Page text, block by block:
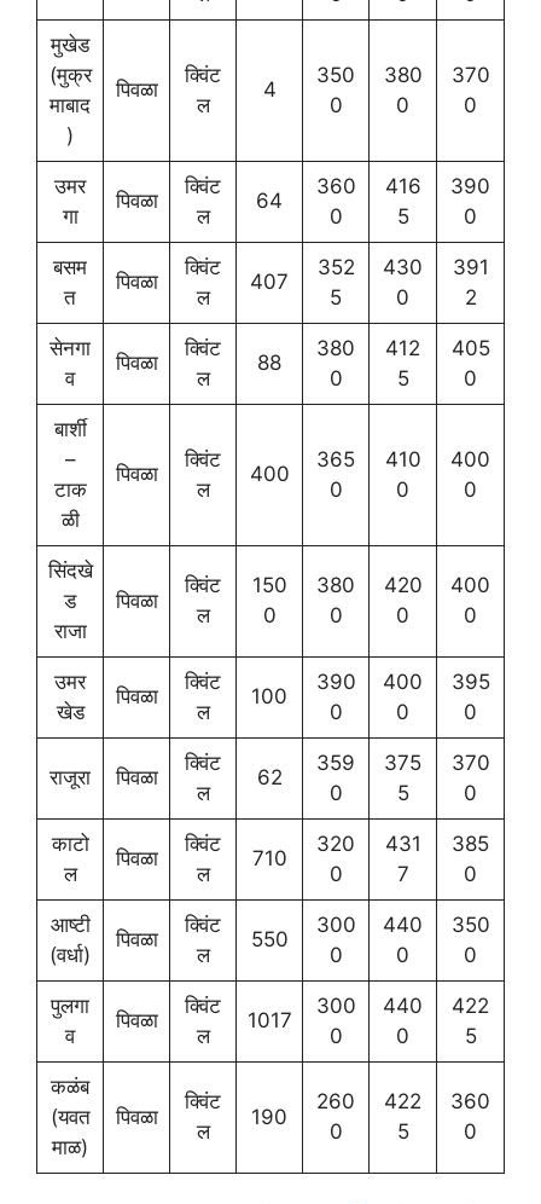
मुखेड
(मुक्र
माबाद
)
पिवळा
क्विंट
ल
4
350
0
380
0
370
0
उमर
गा
पिवळा
क्विंट
ल
64
360
0
416
5
390
0
बसम
त
पिवळा
क्विंट
ल
407
352
5
430
0
391
2
सेनगा
व
पिवळा
क्विंट
ल
88
380
0
412
5
405
0
बार्शी
–
टाक
ळी
पिवळा
क्विंट
ल
400
365
0
410
0
400
0
सिंदखे
ड
राजा
पिवळा
क्विंट
ल
150
0
380
0
420
0
400
0
उमर
खेड
पिवळा
क्विंट
ल
100
390
0
400
0
395
0
राजूरा पिवळा
क्विंट
ल
62
359
0
375
5
370
0
काटो
ल
पिवळा
क्विंट
ल
710
320
0
431
7
385
0
आष्टी
(वर्धा)
पिवळा
क्विंट
ल
550
300
0
440
0
350
0
पुलगा
व
पिवळा
क्विंट
ल
1017
300
0
440
0
422
5
कळंब
(यवत
माळ)
पिवळा
क्विंट
ल
190
260
0
422
5
360
0